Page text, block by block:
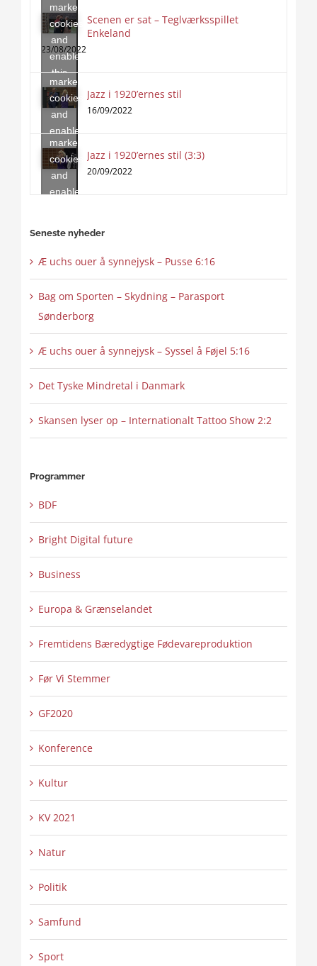
marketing
cookies
and
enable
this
content
Scenen er sat – Teglværksspillet
Enkeland
23/08/2022
Click
to
marketing
cookies
and
enable
this
content
Jazz i 1920’ernes stil
16/09/2022
Click
to
accept
marketing
cookies
and
enable
Jazz i 1920’ernes stil (3:3)
20/09/2022
Seneste nyheder
Æ uchs ouer å synnejysk – Pusse 6:16
Bag om Sporten – Skydning – Parasport
Sønderborg
Æ uchs ouer å synnejysk – Syssel å Føjel 5:16
Det Tyske Mindretal i Danmark
Skansen lyser op – Internationalt Tattoo Show 2:2
Programmer
BDF
Bright Digital future
Business
Europa & Grænselandet
Fremtidens Bæredygtige Fødevareproduktion
Før Vi Stemmer
GF2020
Konference
Kultur
KV 2021
Natur
Politik
Samfund
Sport